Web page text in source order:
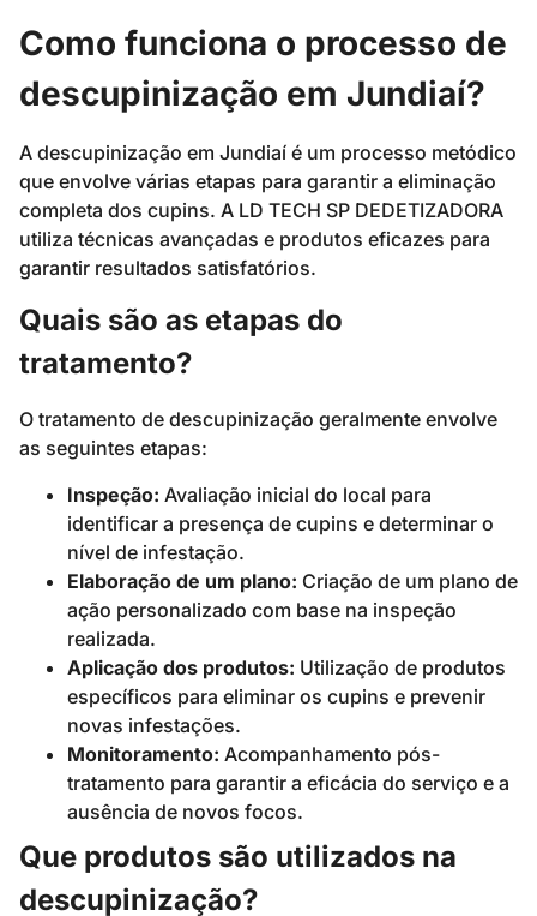
Como funciona o processo de
descupinização em Jundiaí?
A descupinização em Jundiaí é um processo metódico
que envolve várias etapas para garantir a eliminação
completa dos cupins. A LD TECH SP DEDETIZADORA
utiliza técnicas avançadas e produtos eficazes para
garantir resultados satisfatórios.
Quais são as etapas do
tratamento?
O tratamento de descupinização geralmente envolve
as seguintes etapas:
Inspeção: Avaliação inicial do local para
identificar a presença de cupins e determinar o
nível de infestação.
Elaboração de um plano: Criação de um plano de
ação personalizado com base na inspeção
realizada.
Aplicação dos produtos: Utilização de produtos
específicos para eliminar os cupins e prevenir
novas infestações.
Monitoramento: Acompanhamento pós-
tratamento para garantir a eficácia do serviço e a
ausência de novos focos.
Que produtos são utilizados na
descupinização?